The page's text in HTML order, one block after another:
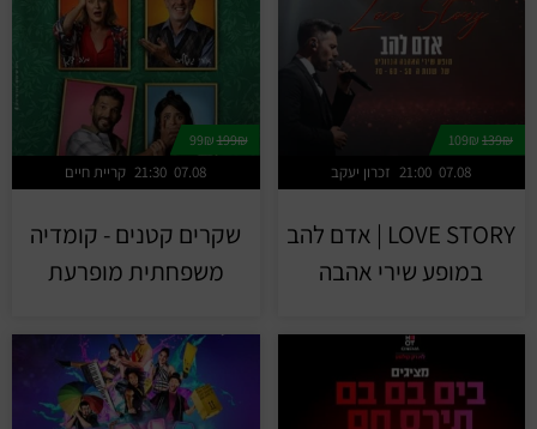
139₪
זכרון יעקב 21:00 07.08
LOVE STORY | אדם להב
במופע שירי אהבה
199₪
99₪
קריית חיים 21:30 07.08
שקרים קטנים - קומדיה
משפחתית מופרעת